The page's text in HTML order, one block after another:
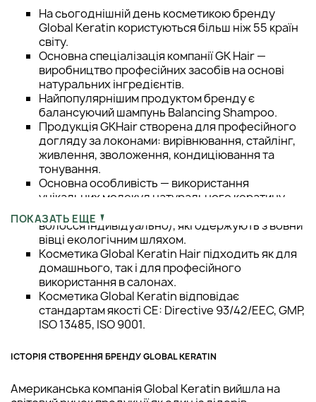
На сьогоднішній день косметикою бренду
Global Keratin користуються більш ніж 55 країн
світу.
Основна спеціалізація компанії GK Hair —
виробництво професійних засобів на основі
натуральних інгредієнтів.
Найпопулярнішим продуктом бренду є
балансуючий шампунь Balancing Shampoo.
Продукція GKHair створена для професійного
догляду за локонами: вирівнювання, стайлінг,
живлення, зволоження, кондиціювання та
тонування.
Основна особливість — використання
унікальних молекул натурального кератину
чотирьох різних видів (для кожного типу
волосся індивідуально), які одержують з вовни
вівці екологічним шляхом.
Косметика Global Keratin Hair підходить як для
домашнього, так і для професійного
використання в салонах.
Косметика Global Keratin відповідає
стандартам якості CE: Directive 93/42/EEC, GMP,
ISO 13485, ISO 9001.
ІСТОРІЯ СТВОРЕННЯ БРЕНДУ GLOBAL KERATIN
Американська компанія Global Keratin вийшла на
ПОКАЗАТЬ ЕЩЕ